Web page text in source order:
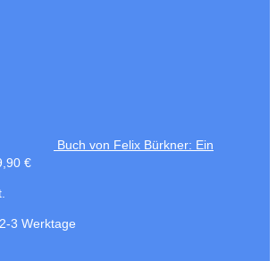
Buch von Felix Bürkner: Ein
€
3 Werktage